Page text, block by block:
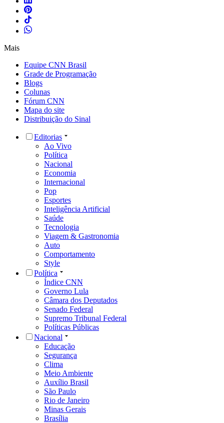
Mais
Equipe CNN Brasil
Grade de Programação
Blogs
Colunas
Fórum CNN
Mapa do site
Distribuição do Sinal
Editorias
Ao Vivo
Política
Nacional
Economia
Internacional
Pop
Esportes
Inteligência Artificial
Saúde
Tecnologia
Viagem & Gastronomia
Auto
Comportamento
Style
Política
Índice CNN
Governo Lula
Câmara dos Deputados
Senado Federal
Supremo Tribunal Federal
Políticas Públicas
Nacional
Educação
Segurança
Clima
Meio Ambiente
Auxílio Brasil
São Paulo
Rio de Janeiro
Minas Gerais
Brasília